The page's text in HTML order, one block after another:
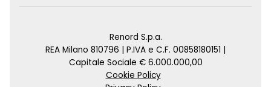
Renord S.p.a.
REA Milano 810796 | P.IVA e C.F. 00858180151 |
Capitale Sociale € 6.000.000,00
Cookie Policy